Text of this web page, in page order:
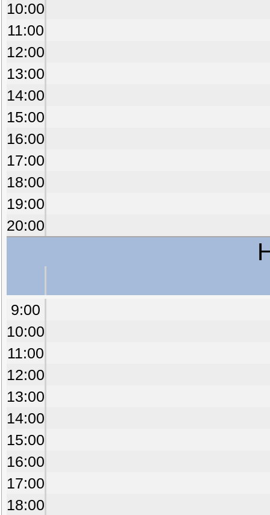
10:00
11:00
12:00
13:00
14:00
15:00
16:00
17:00
18:00
19:00
20:00
9:00
10:00
11:00
12:00
13:00
14:00
15:00
16:00
17:00
18:00